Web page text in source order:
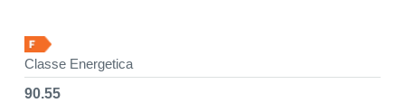
Classe Energetica
90.55